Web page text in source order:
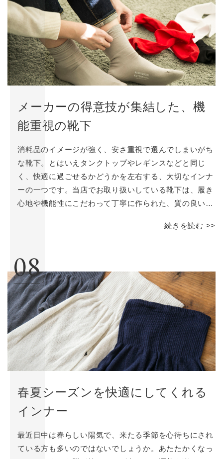
メーカーの得意技が集結した、機
能重視の靴下
消耗品のイメージが強く、安さ重視で選んでしまいがち
な靴下。とはいえタンクトップやレギンスなどと同じ
く、快適に過ごせるかどうかを左右する、大切なインナ
ーの一つです。当店でお取り扱いしている靴下は、履き
心地や機能性にこだわって丁寧に作られた、質の良いも
当てて、おすすめの商品をご紹介します。
続きを読む >>
08
春夏シーズンを快適にしてくれる
インナー
最近日中は春らしい陽気で、来たる季節を心待ちにされ
ている方も多いのではないでしょうか。あたたかくなっ